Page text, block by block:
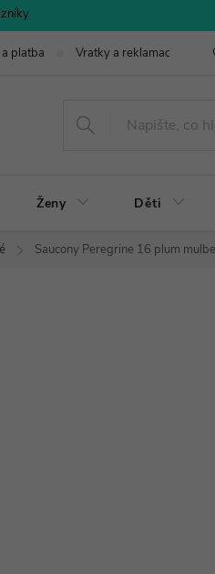
platba Vratky a reklamace
Ženy Děti
Saucony Peregrine 16 plum